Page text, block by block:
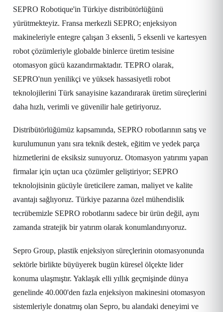
SEPRO Robotique'in Türkiye distribütörlüğünü
yürütmekteyiz. Fransa merkezli SEPRO; enjeksiyon
makineleriyle entegre çalışan 3 eksenli, 5 eksenli ve kartesyen
robot çözümleriyle globalde binlerce üretim tesisine
otomasyon gücü kazandırmaktadır. TEPRO olarak,
SEPRO'nun yenilikçi ve yüksek hassasiyetli robot
teknolojilerini Türk sanayisine kazandırarak üretim süreçlerini
daha hızlı, verimli ve güvenilir hale getiriyoruz.
Distribütörlüğümüz kapsamında, SEPRO robotlarının satış ve
kurulumunun yanı sıra teknik destek, eğitim ve yedek parça
hizmetlerini de eksiksiz sunuyoruz. Otomasyon yatırımı yapan
firmalar için uçtan uca çözümler geliştiriyor; SEPRO
teknolojisinin gücüyle üreticilere zaman, maliyet ve kalite
avantajı sağlıyoruz. Türkiye pazarına özel mühendislik
tecrübemizle SEPRO robotlarını sadece bir ürün değil, aynı
zamanda stratejik bir yatırım olarak konumlandırıyoruz.
Sepro Group, plastik enjeksiyon süreçlerinin otomasyonunda
sektörle birlikte büyüyerek bugün küresel ölçekte lider
konuma ulaşmıştır. Yaklaşık elli yıllık geçmişinde dünya
genelinde 40.000'den fazla enjeksiyon makinesini otomasyon
sistemleriyle donatmış olan Sepro, bu alandaki deneyimi ve